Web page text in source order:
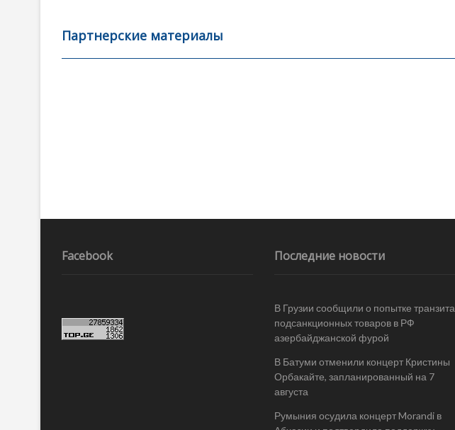
b
o
er l
а
в
Партнерские материалы
Facebook Последние новости
В Грузии сообщили о попытке транзита
подсанкционных товаров в РФ
азербайджанской фурой
В Батуми отменили концерт Кристины
Орбакайте, запланированный на 7
августа
Румыния осудила концерт Morandi в